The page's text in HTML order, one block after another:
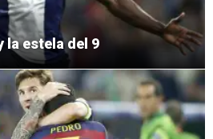
la estela del 9